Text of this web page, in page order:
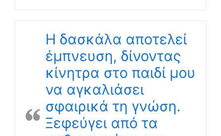
Η δασκάλα αποτελεί
έμπνευση, δίνοντας
κίνητρα στο παιδί μου
να αγκαλιάσει
σφαιρικά τη γνώση.
Ξεφεύγει από τα